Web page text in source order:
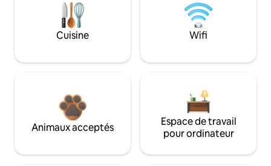
Cuisine Wifi
Animaux acceptés
Espace de travail
pour ordinateur